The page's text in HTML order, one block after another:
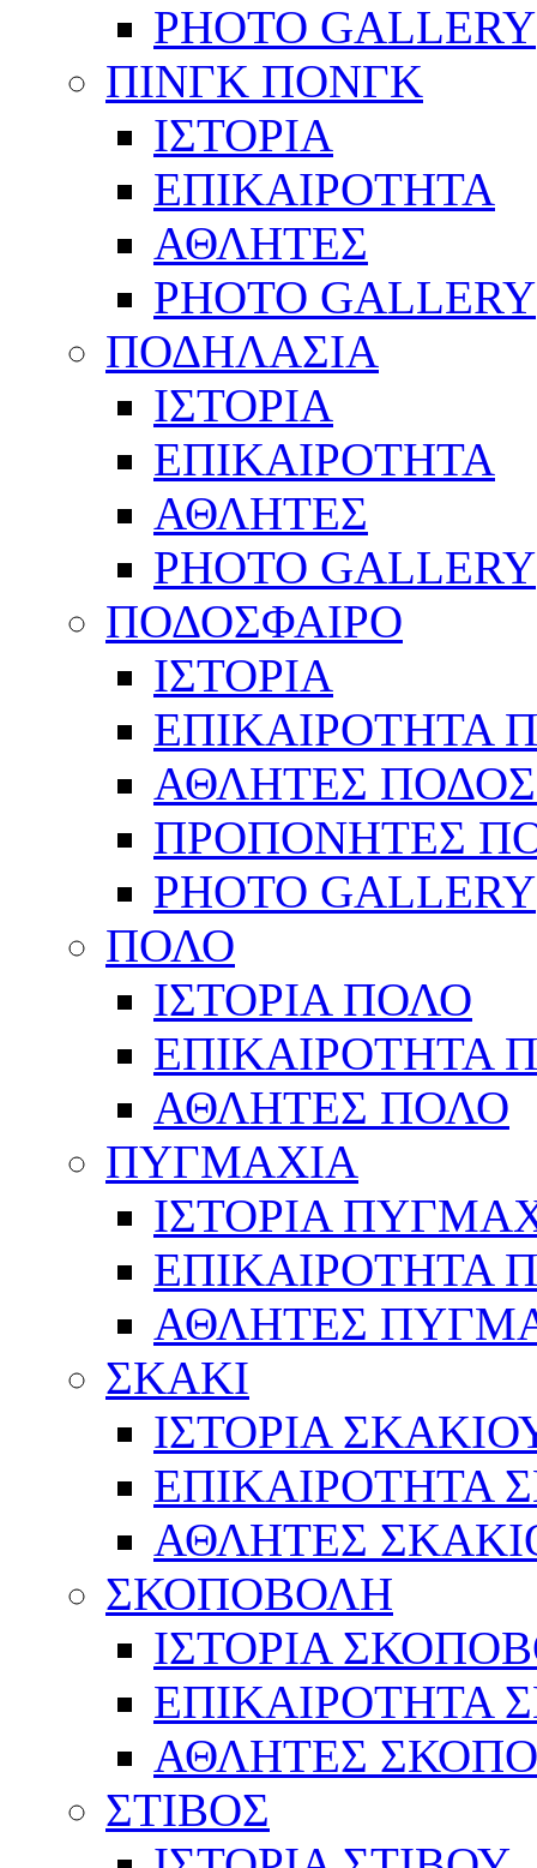
PHOTO GALLERY
ΠΙΝΓΚ ΠΟΝΓΚ
ΙΣΤΟΡΙΑ
ΕΠΙΚΑΙΡΟΤΗΤΑ
ΑΘΛΗΤΕΣ
PHOTO GALLERY
ΠΟΔΗΛΑΣΙΑ
ΙΣΤΟΡΙΑ
ΕΠΙΚΑΙΡΟΤΗΤΑ
ΑΘΛΗΤΕΣ
PHOTO GALLERY
ΠΟΔΟΣΦΑΙΡΟ
ΙΣΤΟΡΙΑ
ΕΠΙΚΑΙΡΟΤΗΤΑ
ΑΘΛΗΤΕΣ
ΠΡΟΠΟΝΗΤΕΣ
PHOTO GALLERY
ΠΟΛΟ
ΙΣΤΟΡΙΑ ΠΟΛΟ
ΕΠΙΚΑΙΡΟΤΗΤΑ
ΑΘΛΗΤΕΣ ΠΟΛΟ
ΠΥΓΜΑΧΙΑ
ΙΣΤΟΡΙΑ
ΕΠΙΚΑΙΡΟΤΗΤΑ
ΑΘΛΗΤΕΣ
ΣΚΑΚΙ
ΙΣΤΟΡΙΑ
ΕΠΙΚΑΙΡΟΤΗΤΑ
ΑΘΛΗΤΕΣ
ΣΚΟΠΟΒΟΛΗ
ΙΣΤΟΡΙΑ
ΕΠΙΚΑΙΡΟΤΗΤΑ
ΑΘΛΗΤΕΣ
ΣΤΙΒΟΣ